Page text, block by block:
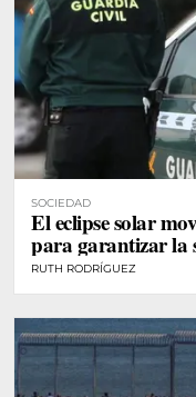
SOCIEDAD
El eclipse solar
para garantizar la
RUTH RODRÍGUEZ